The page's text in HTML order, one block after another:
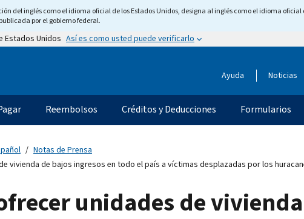
del inglés como el idioma oficial de los Estados Unidos, designa al inglés como el idioma
por el gobierno federal.
Estados Unidos Así es como usted puede verificarlo
Ayuda Noticias
Reembolsos Créditos y Deducciones Formularios
Notas de Prensa
vivienda de bajos ingresos en todo el país a víctimas desplazadas por los
unidades de